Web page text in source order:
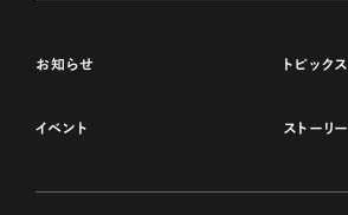
お知らせ トピックス
イベント ストーリー